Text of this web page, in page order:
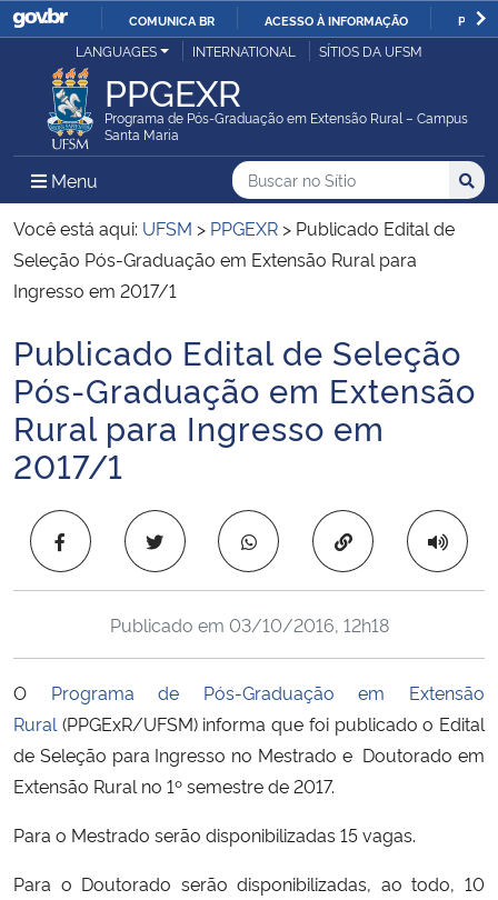
IR
O
COMUNICA BR ACESSO À INFORMAÇÃO
Ministério da Justiça e Segurança Pública
Ministério da Defesa
Ministério das Relações Exteriores
Ministério da Economia
Ministério da Infraestrutura
Ministério da Agricultura, Pecuária e Abastecimento
Ministério da Educação
Ministério da Cidadania
Ministério da Saúde
Ministério de Minas e Energia
Ministério da Ciência, Tecnologia, Inovações e Comunicações
Ministério do Meio Ambiente
LANGUAGES INTERNATIONAL SÍTIOS DA UFSM
PPGEXR
Programa de Pós-Graduação em Extensão Rural – Campus
Santa Maria
Menu Menu Principal do Sítio
Busca
Buscar no no Sítio
Busca:
Você está aqui: UFSM > PPGEXR > Publicado Edital de
Seleção Pós-Graduação em Extensão Rural para
Ingresso em 2017/1
Início do conteúdo
Publicado Edital de Seleção
Pós-Graduação em Extensão
Rural para Ingresso em
2017/1
Copiar para área
Publicado em 03/10/2016, 12h18
O Programa de Pós-Graduação em Extensão
Rural (PPGExR/UFSM) informa que foi publicado o Edital
de Seleção para Ingresso no Mestrado e Doutorado em
Extensão Rural no 1º semestre de 2017.
Para o Mestrado serão disponibilizadas 15 vagas.
Para o Doutorado serão disponibilizadas, ao todo, 10